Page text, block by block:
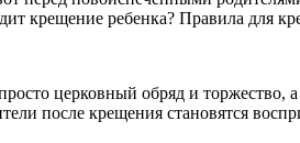
крещение ребенка? Правила для
церковный обряд и торжество, а
после крещения становятся